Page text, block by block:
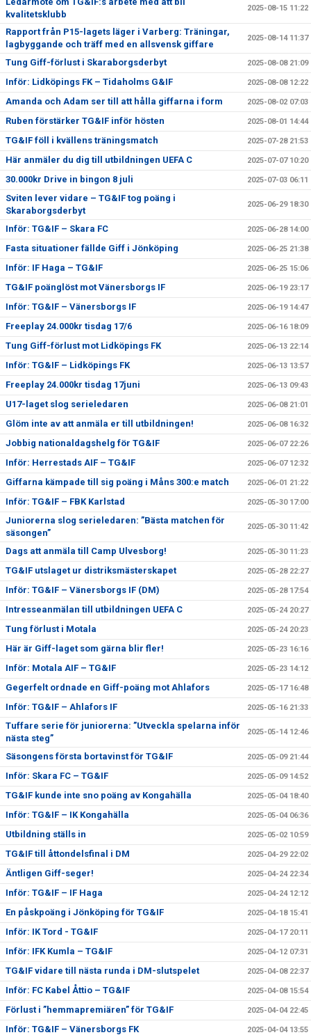
kvalitetsklubb
2025-08-15 11:22
Rapport från P15-lagets läger i Varberg: Träningar,
lagbyggande och träff med en allsvensk giffare
2025-08-14 11:37
Tung Giff-förlust i Skaraborgsderbyt 2025-08-08 21:09
Inför: Lidköpings FK – Tidaholms G&IF 2025-08-08 12:22
Amanda och Adam ser till att hålla giffarna i form 2025-08-02 07:03
Ruben förstärker TG&IF inför hösten 2025-08-01 14:44
TG&IF föll i kvällens träningsmatch 2025-07-28 21:53
Här anmäler du dig till utbildningen UEFA C 2025-07-07 10:20
30.000kr Drive in bingon 8 juli 2025-07-03 06:11
Sviten lever vidare – TG&IF tog poäng i
Skaraborgsderbyt
2025-06-29 18:30
Inför: TG&IF – Skara FC 2025-06-28 14:00
Fasta situationer fällde Giff i Jönköping 2025-06-25 21:38
Inför: IF Haga – TG&IF 2025-06-25 15:06
TG&IF poänglöst mot Vänersborgs IF 2025-06-19 23:17
Inför: TG&IF – Vänersborgs IF 2025-06-19 14:47
Freeplay 24.000kr tisdag 17/6 2025-06-16 18:09
Tung Giff-förlust mot Lidköpings FK 2025-06-13 22:14
Inför: TG&IF – Lidköpings FK 2025-06-13 13:57
Freeplay 24.000kr tisdag 17juni 2025-06-13 09:43
U17-laget slog serieledaren 2025-06-08 21:01
Glöm inte av att anmäla er till utbildningen! 2025-06-08 16:32
Jobbig nationaldagshelg för TG&IF 2025-06-07 22:26
Inför: Herrestads AIF – TG&IF 2025-06-07 12:32
Giffarna kämpade till sig poäng i Måns 300:e match 2025-06-01 21:22
Inför: TG&IF – FBK Karlstad 2025-05-30 17:00
Juniorerna slog serieledaren: ”Bästa matchen för
säsongen”
2025-05-30 11:42
Dags att anmäla till Camp Ulvesborg! 2025-05-30 11:23
TG&IF utslaget ur distriksmästerskapet 2025-05-28 22:27
Inför: TG&IF – Vänersborgs IF (DM) 2025-05-28 17:54
Intresseanmälan till utbildningen UEFA C 2025-05-24 20:27
Tung förlust i Motala 2025-05-24 20:23
Här är Giff-laget som gärna blir fler! 2025-05-23 16:16
Inför: Motala AIF – TG&IF 2025-05-23 14:12
Gegerfelt ordnade en Giff-poäng mot Ahlafors 2025-05-17 16:48
Inför: TG&IF – Ahlafors IF 2025-05-16 21:33
Tuffare serie för juniorerna: ”Utveckla spelarna inför
nästa steg”
2025-05-14 12:46
Säsongens första bortavinst för TG&IF 2025-05-09 21:44
Inför: Skara FC – TG&IF 2025-05-09 14:52
TG&IF kunde inte sno poäng av Kongahälla 2025-05-04 18:40
Inför: TG&IF – IK Kongahälla 2025-05-04 06:36
Utbildning ställs in 2025-05-02 10:59
TG&IF till åttondelsfinal i DM 2025-04-29 22:02
Äntligen Giff-seger! 2025-04-24 22:34
Inför: TG&IF – IF Haga 2025-04-24 12:12
En påskpoäng i Jönköping för TG&IF 2025-04-18 15:41
Inför: IK Tord - TG&IF 2025-04-17 20:11
Inför: IFK Kumla – TG&IF 2025-04-12 07:31
TG&IF vidare till nästa runda i DM-slutspelet 2025-04-08 22:37
Inför: FC Kabel Åttio – TG&IF 2025-04-08 15:54
Förlust i ”hemmapremiären” för TG&IF 2025-04-04 22:45
Inför: TG&IF – Vänersborgs FK 2025-04-04 13:55